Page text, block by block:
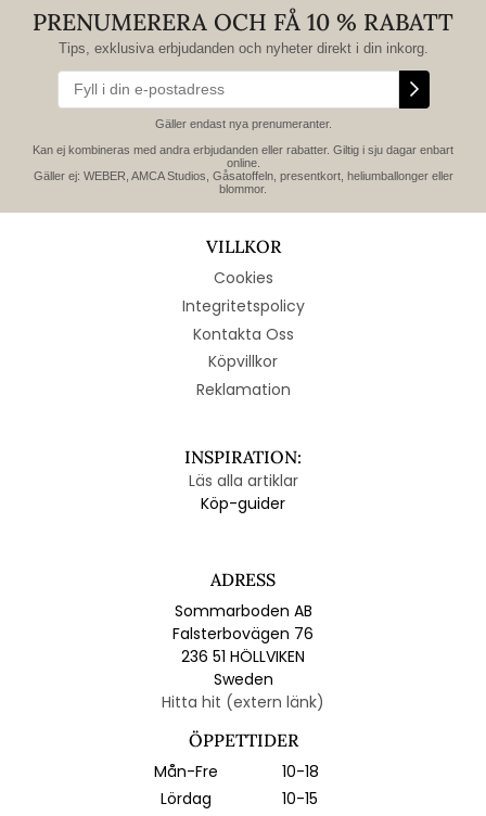
PRENUMERERA OCH FÅ 10 % RABATT
Tips, exklusiva erbjudanden och nyheter direkt i din inkorg.
Gäller endast nya prenumeranter.
Kan ej kombineras med andra erbjudanden eller rabatter. Giltig i sju dagar enbart
online.
Gäller ej: WEBER, AMCA Studios, Gåsatoffeln, presentkort, heliumballonger eller
blommor.
VILLKOR
Cookies
Integritetspolicy
Kontakta Oss
Köpvillkor
Reklamation
INSPIRATION:
Läs alla artiklar
Köp-guider
ADRESS
Sommarboden AB
Falsterbovägen 76
236 51 HÖLLVIKEN
Sweden
Hitta hit (extern länk)
ÖPPETTIDER
Mån-Fre
10-18
Lördag
10-15